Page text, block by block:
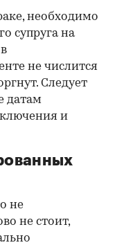
необходимо
супруга на
не числится
Следует
датам
и
не
не стоит,